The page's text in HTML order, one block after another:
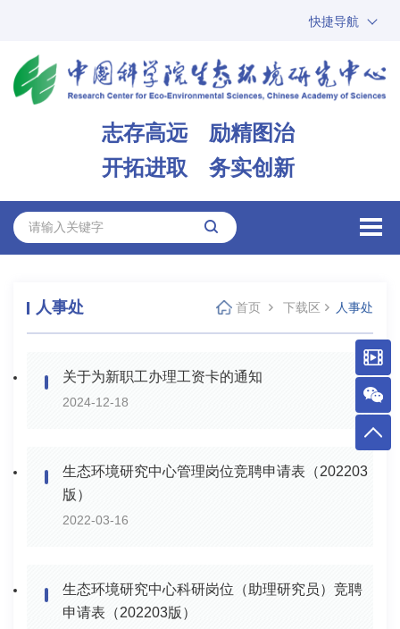
快捷导航
ARP
邮箱
志存高远 励精图治
开拓进取 务实创新
人事处 首页 下载区 人事处
关于为新职工办理工资卡的通知
2024-12-18
生态环境研究中心管理岗位竞聘申请表（202203
版）
2022-03-16
生态环境研究中心科研岗位（助理研究员）竞聘
申请表（202203版）